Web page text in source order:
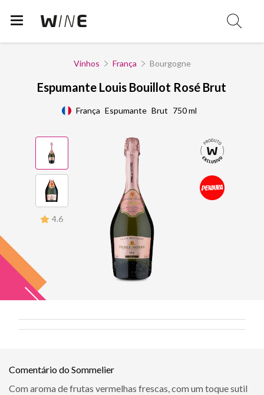
Vinhos França Bourgogne
Espumante Louis Bouillot Rosé Brut
França Espumante Brut 750 ml
4.6
Comentário do Sommelier
Com aroma de frutas vermelhas frescas, com um toque sutil